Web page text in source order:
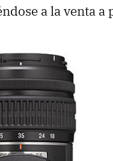
a la venta